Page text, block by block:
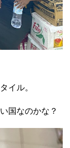
イル。
国なのかな？